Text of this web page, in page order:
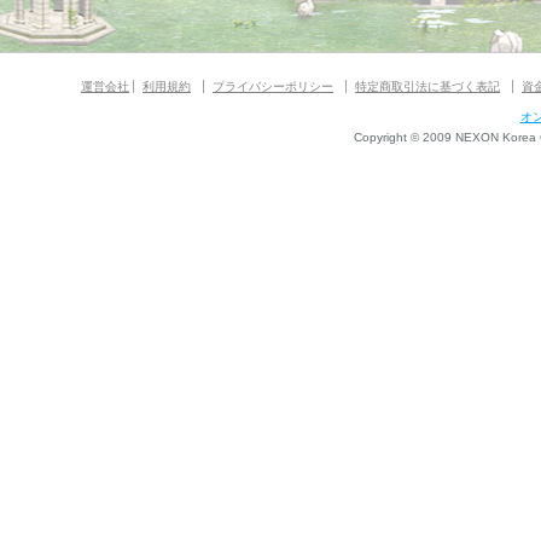
運営会社 利用規約 プライバシーポリシー 特定商取引法に基づく表記 資
オ
Copyright © 2009 NEXON Korea